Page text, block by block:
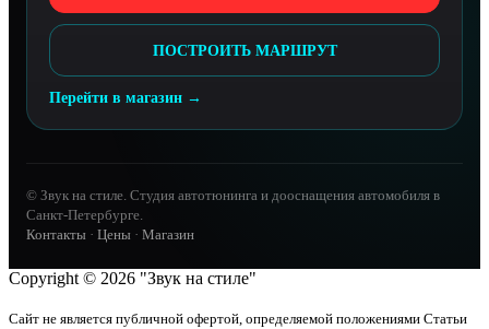
ПОСТРОИТЬ МАРШРУТ
Перейти в магазин →
© Звук на стиле. Студия автотюнинга и дооснащения автомобиля в
Санкт-Петербурге.
Контакты · Цены · Магазин
Copyright © 2026 "Звук на стиле"
Сайт не является публичной офертой, определяемой положениями Статьи